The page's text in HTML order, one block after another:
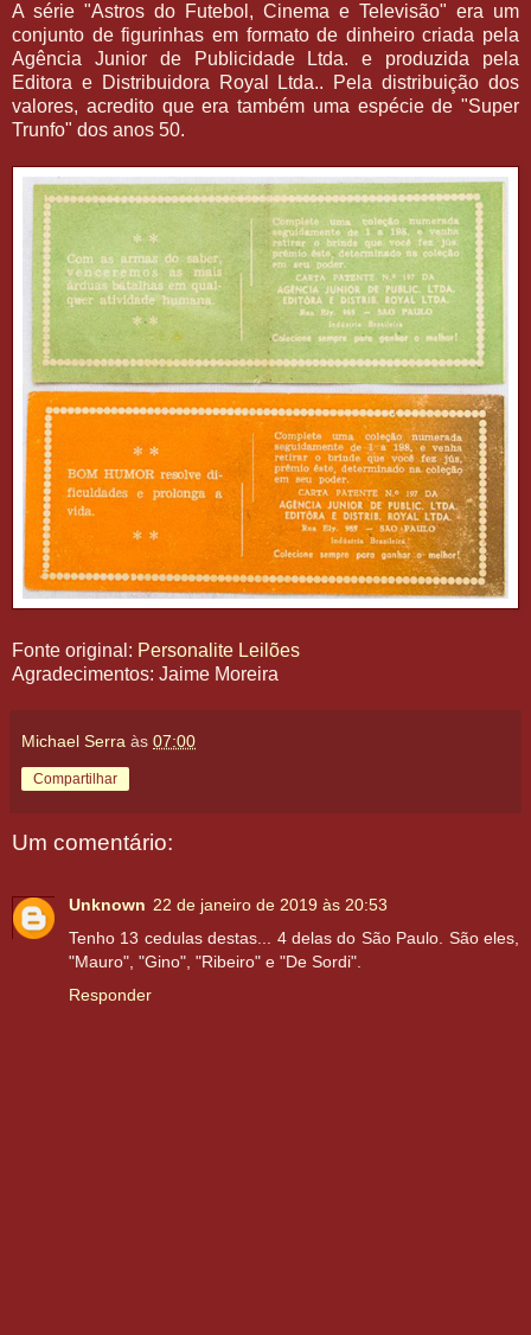
A série "Astros do Futebol, Cinema e Televisão" era um
conjunto de figurinhas em formato de dinheiro criada pela
Agência Junior de Publicidade Ltda. e produzida pela
Editora e Distribuidora Royal Ltda.. Pela distribuição dos
valores, acredito que era também uma espécie de "Super
Trunfo" dos anos 50.
Fonte original: Personalite Leilões
Agradecimentos: Jaime Moreira
Michael Serra às 07:00
Compartilhar
Um comentário:
Unknown 22 de janeiro de 2019 às 20:53
Tenho 13 cedulas destas... 4 delas do São Paulo. São eles,
"Mauro", "Gino", "Ribeiro" e "De Sordi".
Responder